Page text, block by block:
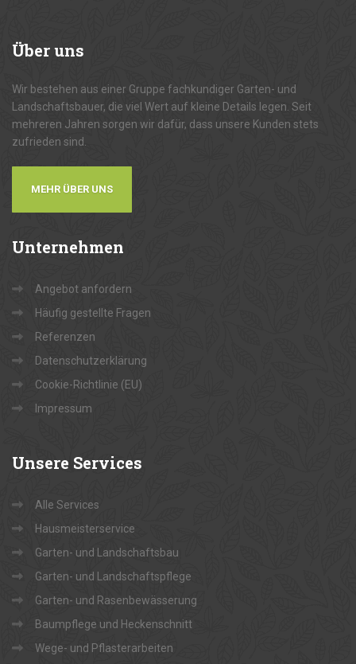
Überuns
Wir bestehen aus einer Gruppe fachkundiger Garten- und
Landschaftsbauer, die viel Wert auf kleine Details legen. Seit
mehreren Jahren sorgen wir dafür, dass unsere Kunden stets
zufrieden sind.
MEHR ÜBER UNS
Unternehmen
Angebot anfordern
Häufig gestellte Fragen
Referenzen
Datenschutzerklärung
Cookie-Richtlinie (EU)
Impressum
Unsere Services
Alle Services
Hausmeisterservice
Garten- und Landschaftsbau
Garten- und Landschaftspflege
Garten- und Rasenbewässerung
Baumpflege und Heckenschnitt
Wege- und Pflasterarbeiten